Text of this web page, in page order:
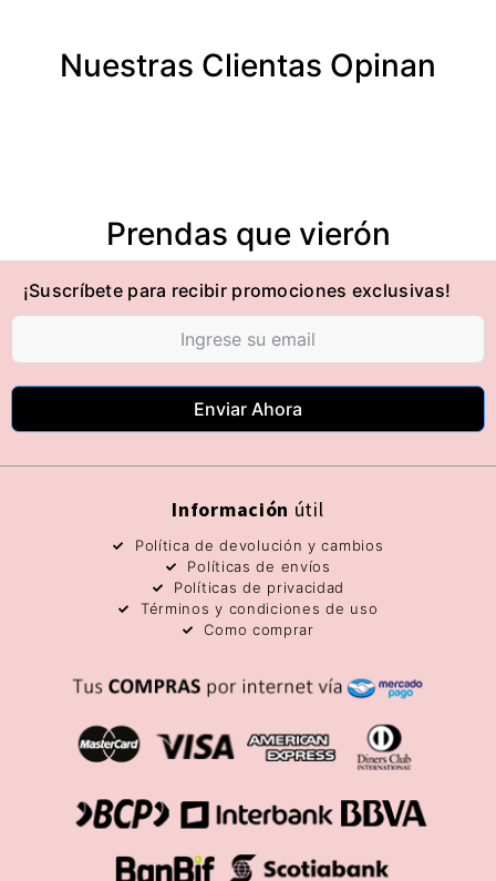
Nuestras Clientas Opinan
Prendas que vierón
¡Suscríbete para recibir promociones exclusivas!
Enviar Ahora
Información útil
Política de devolución y cambios
Políticas de envíos
Políticas de privacidad
Términos y condiciones de uso
Como comprar